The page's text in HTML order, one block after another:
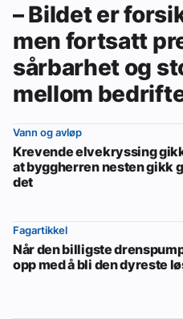
– Bildet er
men fortsatt
sårbarhet og
mellom
Vann og avløp
Krevende elvekryssing
at byggherren nesten gikk
det
Fagartikkel
Når den billigste
opp med å bli den dyreste